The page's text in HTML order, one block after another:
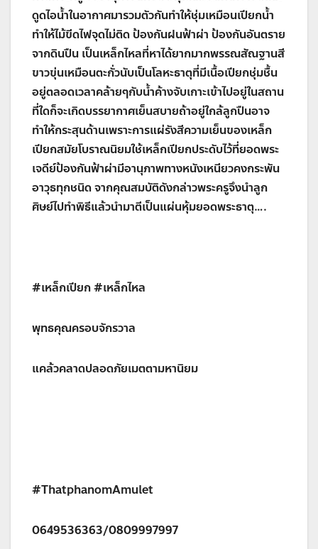
ดูดไอน้ำในอากาศมารวมตัวกันทำให้ชุ่มเหมือนเปียกน้ำ
ทำให้ไม้ขีดไฟจุดไม่ติด ป้องกันฝนฟ้าผ่า ป้องกันอันตราย
จากดินปืน เป็นเหล็กไหลที่หาได้ยากมากพรรณสัณฐานสี
ขาวขุ่นเหมือนตะกั่วนับเป็นโลหะธาตุที่มีเนื้อเปียกชุ่มชื้น
อยู่ตลอดเวลาคล้ายๆกับนํ้าค้างจับเกาะเข้าไปอยู่ในสถาน
ที่ใดก็จะเกิดบรรยากาศเย็นสบายถ้าอยู่ใกล้ลูกปืนอาจ
ทำให้กระสุนด้านเพราะการแผ่รังสีความเย็นของเหล็ก
เปียกสมัยโบราณนิยมใช้เหล็กเปียกประดับไว้ที่ยอดพระ
เจดีย์ป้องกันฟ้าผ่ามีอานุภาพทางหนังเหนียวคงกระพัน
อาวุธทุกชนิด จากคุณสมบัติดังกล่าวพระครูจึงนำลูก
ศิษย์ไปทำพิธีแล้วนำมาตีเป็นแผ่นหุ้มยอดพระธาตุ….
#เหล็กเปียก #เหล็กไหล
พุทธคุณครอบจักรวาล
แคล้วคลาดปลอดภัยเมตตามหานิยม
#ThatphanomAmulet
0649536363/0809997997